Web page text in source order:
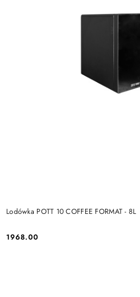
Lodówka POTT 10 COFFEE FORMAT - 8L
Cena:
1968.00